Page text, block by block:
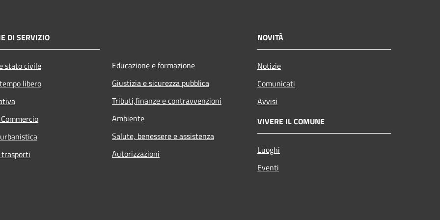
DI SERVIZIO
stato civile
libero
Educazione e formazione
Giustizia e sicurezza pubblica
Tributi,finanze e contravvenzioni
Ambiente
Salute, benessere e assistenza
Autorizzazioni
NOVITÀ
Notizie
Comunicati
Avvisi
VIVERE IL COMUNE
Luoghi
Eventi